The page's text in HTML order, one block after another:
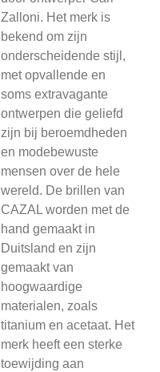
Zalloni. Het merk is
bekend om zijn
onderscheidende stijl,
met opvallende en
soms extravagante
ontwerpen die geliefd
zijn bij beroemdheden
en modebewuste
mensen over de hele
wereld. De brillen van
CAZAL worden met de
hand gemaakt in
Duitsland en zijn
gemaakt van
hoogwaardige
materialen, zoals
titanium en acetaat. Het
merk heeft een sterke
toewijding aan